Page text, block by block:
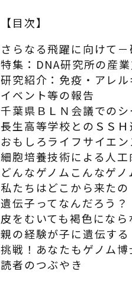
【目次】
さらなる飛躍に向けて
特集：DNA研究所の産
研究紹介：免疫・アレ
イベント等の報告
千葉県ＢＬＮ会議での
長生高等学校とのＳＳ
おもしろライフサイエ
細胞培養技術による人工
どんなゲノムこんなゲノ
私たちはどこから来たの
遺伝子ってなんだろう？
皮をむいても褐色にな
親の経験が子に遺伝す
挑戦！あなたもゲノム
読者のつぶやき